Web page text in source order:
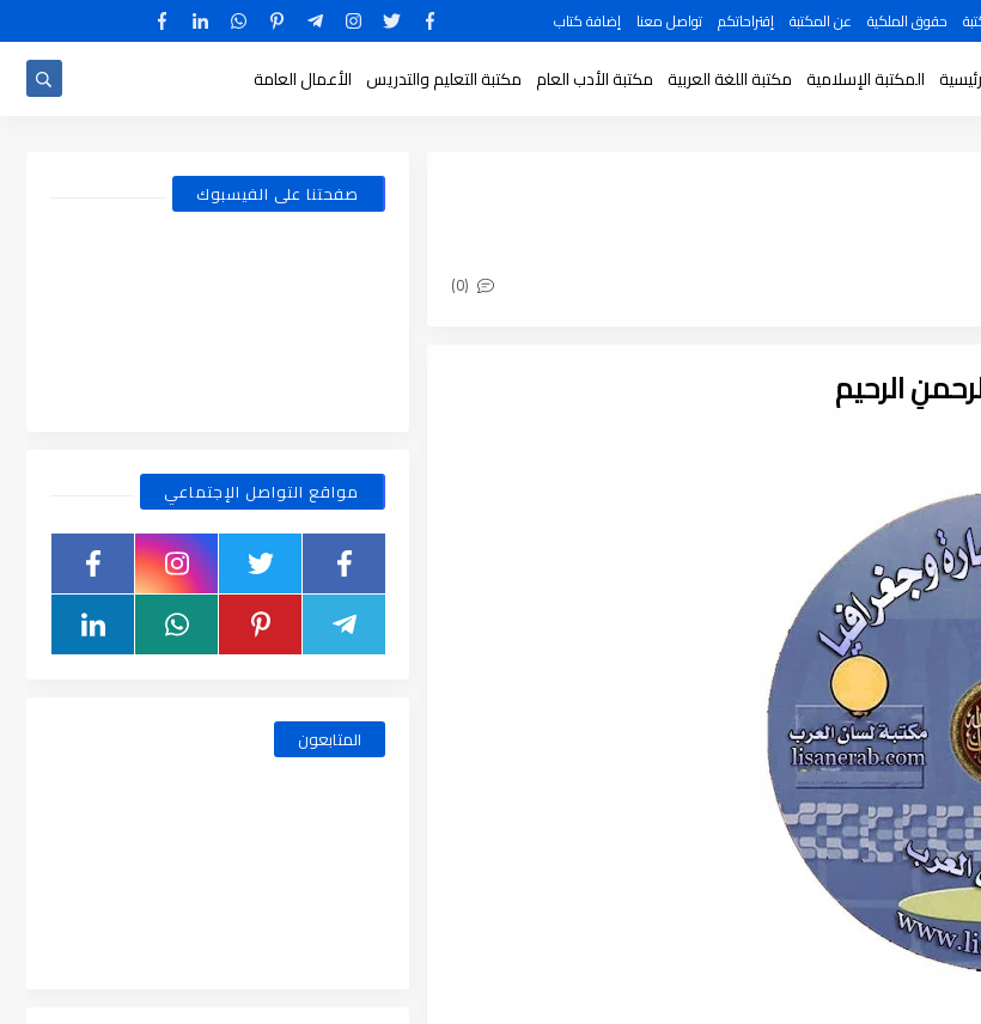
حقوق الملكية عن المكتبة إقتراحاتكم تواصل معنا إضافة كتاب
المكتبة الإسلامية مكتبة اللغة العربية مكتبة الأدب العام مكتبة التعليم والتدريس الأعمال العامة
(0)
الرحيم
صفحتنا على الفيسبوك
مواقع التواصل الإجتماعي
المتابعون